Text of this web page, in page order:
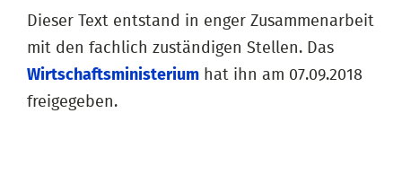
Dieser Text entstand in enger Zusammenarbeit
mit den fachlich zuständigen Stellen. Das
Wirtschaftsministerium hat ihn am 07.09.2018
freigegeben.